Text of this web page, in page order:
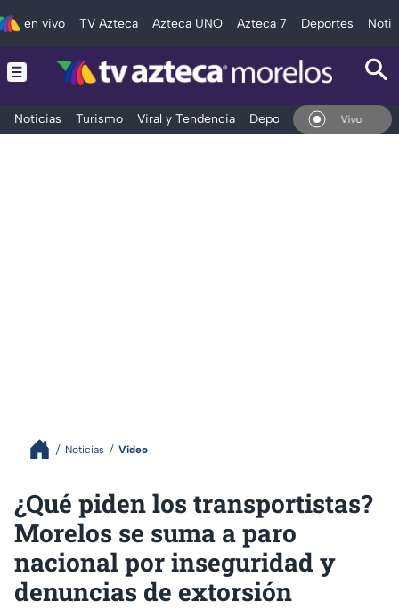
en vivo TV Azteca Azteca UNO Azteca 7 Deportes
Noticias Turismo Viral y Tendencia Deportes Espectáculos
En Vivo
Noticias Video
¿Qué piden los transportistas?
Morelos se suma a paro
nacional por inseguridad y
denuncias de extorsión